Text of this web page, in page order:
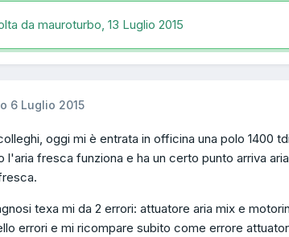
da mauroturbo, 13 Luglio 2015
6 Luglio 2015
oggi mi è entrata in officina una polo 1400
l'aria fresca funziona e ha un certo punto arriva
texa mi da 2 errori: attuatore aria mix e
errori e mi ricompare subito come errore